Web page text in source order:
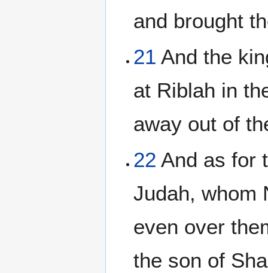
and brought
21 And the
at Riblah in
away out of
22 And as for
Judah, whom
even over
the son of